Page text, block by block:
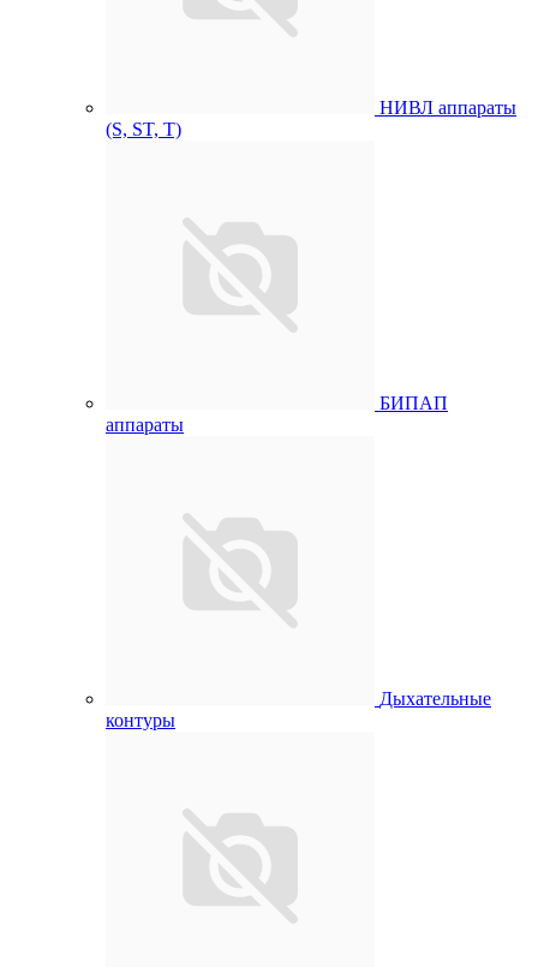
НИВЛ аппараты
(S, ST, T)
БИПАП
аппараты
Дыхательные
контуры